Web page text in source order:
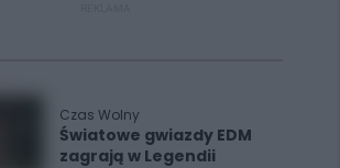
Czas Wolny
Światowe gwiazdy EDM
zagrają w Legendii